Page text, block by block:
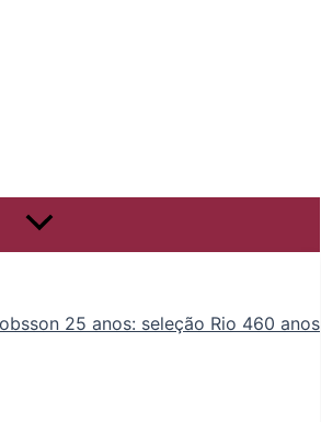
25 anos: seleção Rio 460 anos